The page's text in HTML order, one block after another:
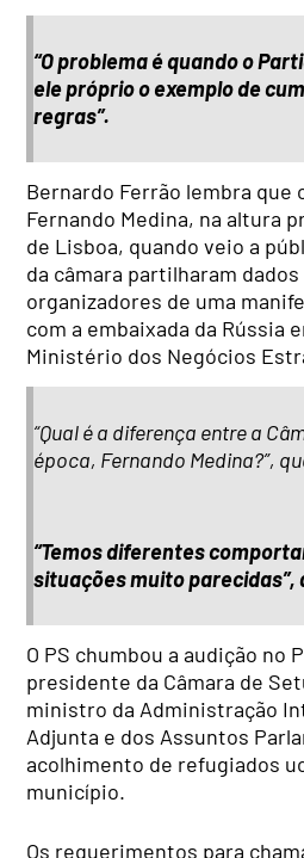
“O problema é quando o
ele próprio o exemplo de
regras”.
Bernardo Ferrão lembra que
Fernando Medina, na altura
de Lisboa, quando veio a
da câmara partilharam
organizadores de uma
com a embaixada da Rússia
Ministério dos Negócios
“Qual é a diferença entre a
época, Fernando Medina?”,
“Temos diferentes
situações muito parecidas”,
O PS chumbou a audição no
presidente da Câmara de
ministro da Administração
Adjunta e dos Assuntos
acolhimento de refugiados
município.
Os requerimentos para